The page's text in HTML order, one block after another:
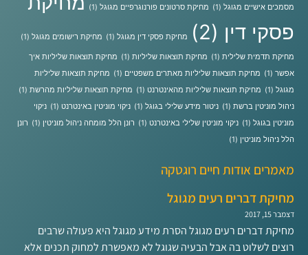
מסמכים אישיים מגוגל (1) מחיקת סרטונים פורנוגרפיים מגוגל (1)
פסקי דין (2) מחיקת פסקי דין מגוגל (1) מחיקת רישומים מגוגל (1)
מחיקת תדמית שלילית (1) מחיקת תוצאות שליליות (1)
מחיקת תוצאות שליליות איך
אפשר (1) מחיקת תוצאות שליליות מאתרים משפטיים (1)
מחיקת תוצאות שליליות
מגוגל (1) מחיקת תוצאות שליליות מהאינטרנט (1) מחיקת תוצאות שליליות מהרשת (1)
ניהול מוניטין ברשת (1) ניטור מידע שלילי בגוגל (1) ניקוי מוניטין באינטרנט (1)
ניקוי
מוניטין בגוגל (1) ניקוי מוניטין שלילי באינטרנט (1) רונן הלל מומחה ניהול מוניטין (1)
רונן
הלל ניהול מוניטין (1)
מאמרים אודות חיים רוגטקה
מחיקת דברים רעים מגוגל
דצמבר 15, 2017
מחיקת דברים רעים מגוגל הסרת מידע מגוגל היא פעולה שרבים
רוצים לשלוט בה אבל הבעיה שגוגל לא מאפשרת למחוק תכנים אלא